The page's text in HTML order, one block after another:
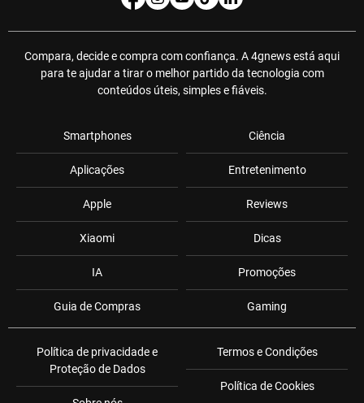
Compara, decide e compra com confiança. A 4gnews está aqui
para te ajudar a tirar o melhor partido da tecnologia com
conteúdos úteis, simples e fiáveis.
Smartphones
Aplicações
Apple
Xiaomi
IA
Guia de Compras
Ciência
Entretenimento
Reviews
Dicas
Promoções
Gaming
Política de privacidade e
Proteção de Dados
Termos e Condições
Política de Cookies